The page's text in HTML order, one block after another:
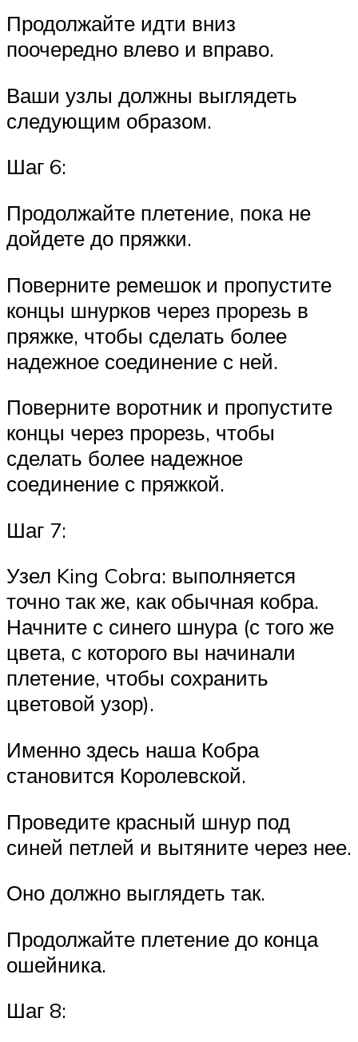
Продолжайте идти вниз
поочередно влево и вправо.
Ваши узлы должны выглядеть
следующим образом.
Шаг 6:
Продолжайте плетение, пока не
дойдете до пряжки.
Поверните ремешок и пропустите
концы шнурков через прорезь в
пряжке, чтобы сделать более
надежное соединение с ней.
Поверните воротник и пропустите
концы через прорезь, чтобы
сделать более надежное
соединение с пряжкой.
Шаг 7:
Узел King Cobra: выполняется
точно так же, как обычная кобра.
Начните с синего шнура (с того же
цвета, с которого вы начинали
плетение, чтобы сохранить
цветовой узор).
Именно здесь наша Кобра
становится Королевской.
Проведите красный шнур под
синей петлей и вытяните через нее.
Оно должно выглядеть так.
Продолжайте плетение до конца
ошейника.
Шаг 8: